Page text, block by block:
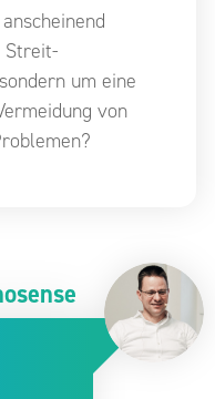
Streit-
um eine
von